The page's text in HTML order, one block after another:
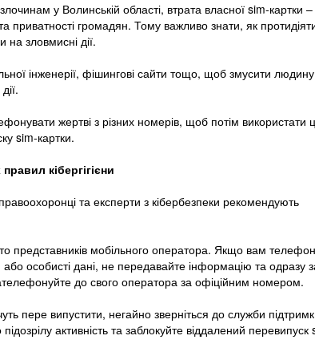
у Волинській області, втрата власної sim-картки
приватності громадян. Тому важливо знати, як
на зловмисні дії.
інженерії, фішингові сайти тощо, щоб змусити людину
жертві з різних номерів, щоб потім використати
sim-картки.
кібергігієни
та експерти з кібербезпеки рекомендують
представників мобільного оператора. Якщо вам
особисті дані, не передавайте інформацію та одразу
до свого оператора за офіційним номером.
пере випустити, негайно зверніться до служби
активність та заблокуйте віддалений перевипуск